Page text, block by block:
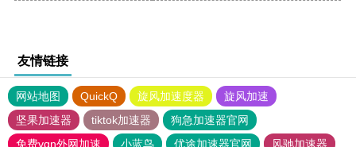
友情链接
网站地图 QuickQ 旋风加速度器
旋风加速
坚果加速器
tiktok加速器
狗急加速器官网
免费vqn外网加速
小蓝鸟 优途加速器官网
风驰加速器